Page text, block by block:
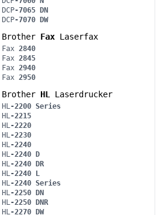
DCP-7065 DN
DCP-7070 DW
Brother Fax Laserfax
Fax 2840
Fax 2845
Fax 2940
Fax 2950
Brother HL Laserdrucker
HL -2200 Series
HL -2215
HL -2220
HL -2230
HL -2240
HL -2240 D
HL -2240 DR
HL -2240 L
HL -2240 Series
HL -2250 DN
HL -2250 DNR
HL -2270 DW